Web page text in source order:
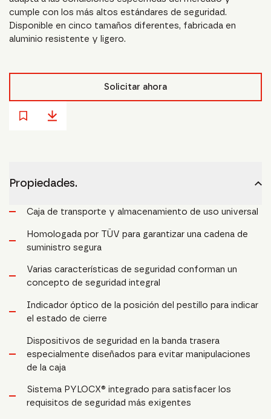
cumple con los más altos estándares de seguridad.
Disponible en cinco tamaños diferentes, fabricada en
aluminio resistente y ligero.
Solicitar ahora
Propiedades.
Caja de transporte y almacenamiento de uso universal
Homologada por TÜV para garantizar una cadena de
suministro segura
Varias características de seguridad conforman un
concepto de seguridad integral
Indicador óptico de la posición del pestillo para indicar
el estado de cierre
Dispositivos de seguridad en la banda trasera
especialmente diseñados para evitar manipulaciones
de la caja
Sistema PYLOCX® integrado para satisfacer los
requisitos de seguridad más exigentes